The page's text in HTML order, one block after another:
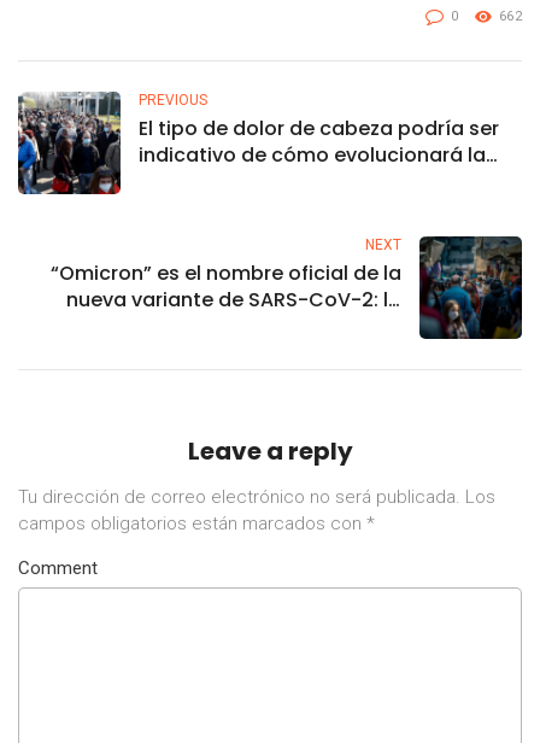
0 662
PREVIOUS
El tipo de dolor de cabeza podría ser
indicativo de cómo evolucionará la
NEXT
“Omicron” es el nombre oficial de la
nueva variante de SARS-CoV-2: la
Leave a reply
Tu dirección de correo electrónico no será publicada. Los
campos obligatorios están marcados con *
Comment